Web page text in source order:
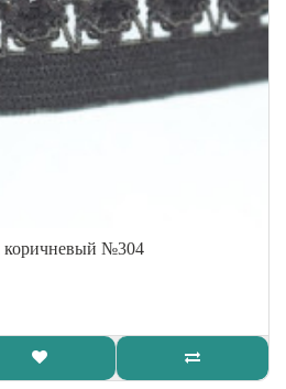
коричневый №304